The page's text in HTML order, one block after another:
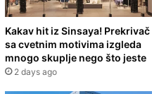
Kakav hit iz Sinsaya! Prekrivač
sa cvetnim motivima izgleda
mnogo skuplje nego što jeste
2 days ago